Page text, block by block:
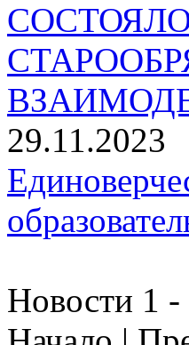
29.11.2023
Новости 1 -